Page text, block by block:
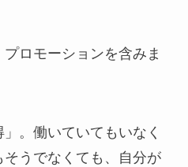
プロモーションを含みま
。働いていてもいなく
うでなくても、
自分が